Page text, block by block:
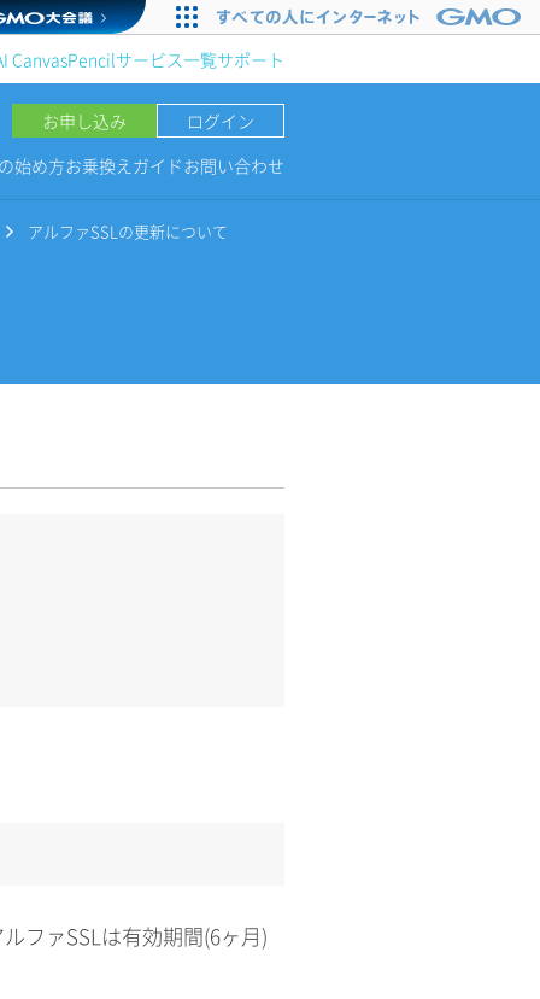
CanvasPencilサービス一覧サポート
お申し込み
ログイン
始め方お乗換えガイドお問い合わせ
アルファSSLの更新について
ファSSLは有効期間(6ヶ月)